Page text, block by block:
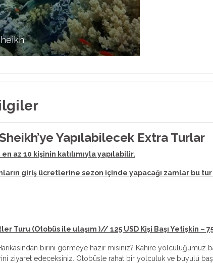
Yapılabilecek Extra Turlar
en az 10 kişinin katılımıyla yapılabilir.
giriş ücretlerine sezon içinde yapacağı zamlar bu tur
Turu (Otobüs ile ulaşım )// 125 USD Kişi Başı Yetişkin –
birini görmeye hazır mısınız? Kahire
ziyaret edeceksiniz. Otobüsle rahat bir yolculuk ve büyülü